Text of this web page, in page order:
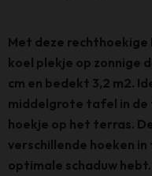
Met deze rechthoekige
koel plekje op zonnige
cm en bedekt 3,2 m2.
middelgrote tafel in
hoekje op het terras.
verschillende hoeken
optimale schaduw